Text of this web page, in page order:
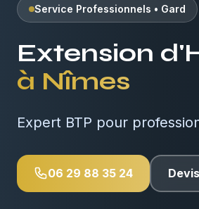
Service Professionnels • Gard
Extension
à Nîmes
Expert BTP pour
06 29 88 35 24